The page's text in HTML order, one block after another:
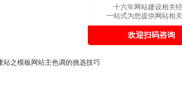
十六年网站建设相关
一站式为您提供网站相
欢迎扫码咨询
站之模板网站主色调的挑选技巧